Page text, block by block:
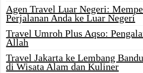
Agen Travel Luar Negeri:
Perjalanan Anda ke Luar Negeri
Travel Umroh Plus Aqso:
Allah
Travel Jakarta ke Lembang
di Wisata Alam dan Kuliner